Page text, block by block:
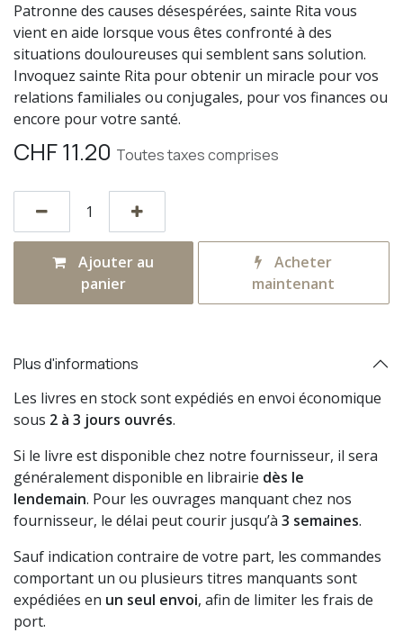
Patronne des causes désespérées, sainte Rita vous
vient en aide lorsque vous êtes confronté à des
situations douloureuses qui semblent sans solution.
Invoquez sainte Rita pour obtenir un miracle pour vos
relations familiales ou conjugales, pour vos finances ou
encore pour votre santé.
CHF11.20 Toutes taxes comprises
Ajouter au
panier
Acheter
maintenant
Plus d'informations
Les livres en stock sont expédiés en envoi économique
sous 2 à 3 jours ouvrés.
Si le livre est disponible chez notre fournisseur, il sera
généralement disponible en librairie dès le
lendemain. Pour les ouvrages manquant chez nos
fournisseur, le délai peut courir jusqu’à 3 semaines.
Sauf indication contraire de votre part, les commandes
comportant un ou plusieurs titres manquants sont
expédiées en un seul envoi, afin de limiter les frais de
port.